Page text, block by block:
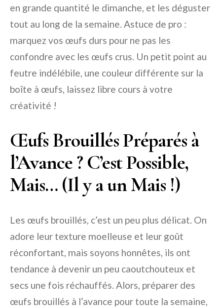
en grande quantité le dimanche, et les déguster
tout au long de la semaine. Astuce de pro :
marquez vos œufs durs pour ne pas les
confondre avec les œufs crus. Un petit point au
feutre indélébile, une couleur différente sur la
boîte à œufs, laissez libre cours à votre
créativité !
Œufs Brouillés Préparés à
l’Avance ? C’est Possible,
Mais… (Il y a un Mais !)
Les œufs brouillés, c’est un peu plus délicat. On
adore leur texture moelleuse et leur goût
réconfortant, mais soyons honnêtes, ils ont
tendance à devenir un peu caoutchouteux et
secs une fois réchauffés. Alors, préparer des
œufs brouillés à l’avance pour toute la semaine,